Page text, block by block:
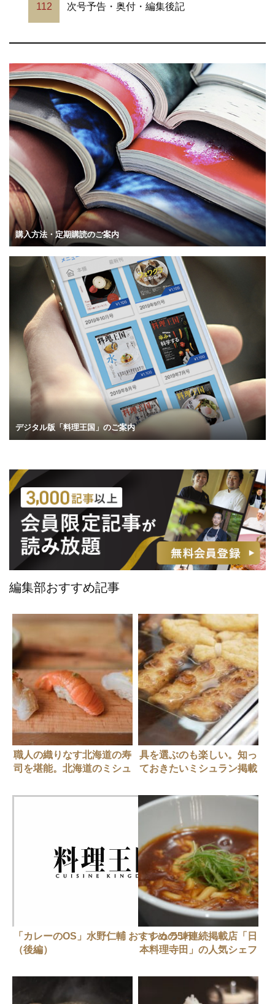
112 次号予告・奥付・編集後記
購入方法・定期購読のご案内
デジタル版「料理王国」のご案内
編集部おすすめ記事
職人の織りなす北海道の寿
司を堪能。北海道のミシュ
具を選ぶのも楽しい。知っ
ておきたいミシュラン掲載
「カレーのOS」水野仁輔 おすすめの5軒
（後編）
ミシュラン連続掲載店「日
本料理寺田」の人気シェフ
る「基本出汁」と「カレー
うどん」の作り方